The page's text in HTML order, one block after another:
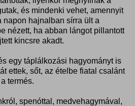
és mindenki vehet, amennyit
napon hajnalban sírra ült a
nézett, ha abban lángot pillantott
kincsre akadt.
egy táplálkozási hagyományt is
ettek, sőt, az ételbe fiatal csalánt
termés.
spenóttal, medvehagymával,